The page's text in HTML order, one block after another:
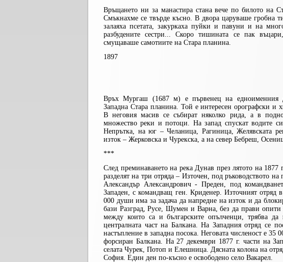
Връщането ни за манастира стана вече по билото на
Смъкнахме се твърде късно. В двора царуваше гробна
залаяха псетата, закуркаха пуйки и павуни и на
разбудените сестри... Скоро тишината се пак
смущаваше самотиите на Стара планина.
1897
Връх Мургаш (1687 м) е първенец на едноименния
Западна Стара планина. Той е интересен орографски и
В неговия масив се събират няколко рида, а в
множество реки и потоци. На запад спускат водите
Непрътка, на юг – Челаница, Рагиница, Желявската
изток – Жерковска и Чурекска, а на север Бебреш,
***
След преминаването на река Дунав през лятото на 1877
разделят на три отряда – Източен, под ръководството на
Александър Александрович - Преден, под
Западен, с командващ ген. Криденер. Източният отряд
000 души има за задача да напредне на изток и да
бази Разград, Русе, Шумен и Варна, без да прави опити
между които са и българските опълченци, трябва
централната част на Балкана. На Западния отряд се
настъпление в западна посока. Неговата численост е
форсиран Балкана. На 27 декември 1877 г. части на
селата Чурек, Потоп и Елешница. Дясната колона на
София. Един ден по-късно е освободено село Вакарел.